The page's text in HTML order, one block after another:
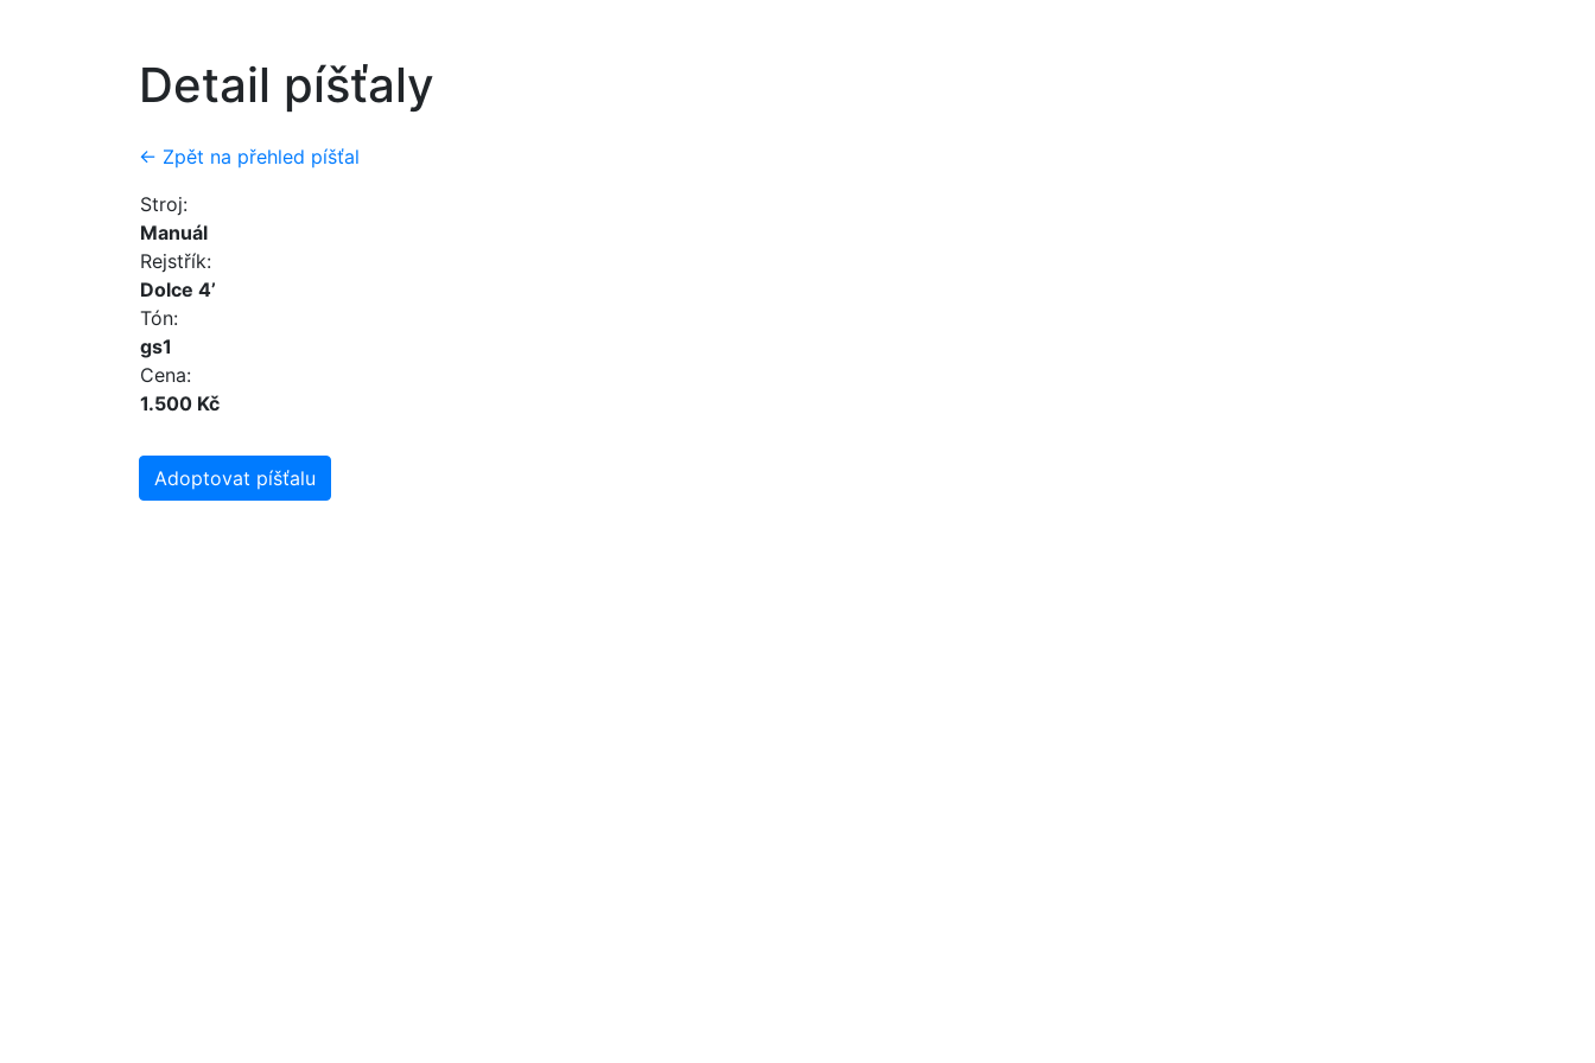
Detail píšťaly
← Zpět na přehled píšťal
Stroj:
Manuál
Rejstřík:
Dolce 4’
Tón:
gs1
Cena:
1.500 Kč
Adoptovat píšťalu